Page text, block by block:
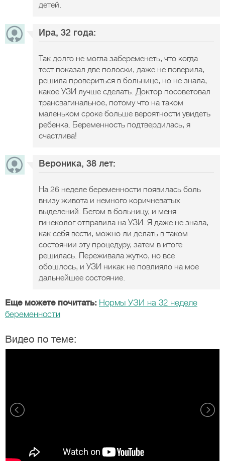
детей.
Ира, 32 года:
Так долго не могла забеременеть, что когда
тест показал две полоски, даже не поверила,
решила провериться в больнице, но не знала,
какое УЗИ лучше сделать. Доктор посоветовал
трансвагинальное, потому что на таком
маленьком сроке больше вероятности увидеть
ребенка. Беременность подтвердилась, я
счастлива!
Вероника, 38 лет:
На 26 неделе беременности появилась боль
внизу живота и немного коричневатых
выделений. Бегом в больницу, и меня
гинеколог отправила на УЗИ. Я даже не знала,
как себя вести, можно ли делать в таком
состоянии эту процедуру, затем в итоге
решилась. Переживала жутко, но все
обошлось, и УЗИ никак не повлияло на мое
дальнейшее состояние.
Еще можете почитать: Нормы УЗИ на 32 неделе
беременности
Видео по теме: